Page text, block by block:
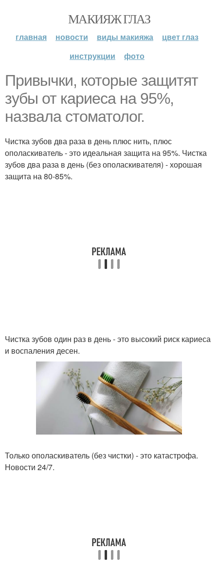
МАКИЯЖ ГЛАЗ
главная новости виды макияжа
цвет глаз
инструкции
фото
Привычки, которые защитят
зубы от кариеса на 95%,
назвала стоматолог.
Чистка зубов два раза в день плюс нить, плюс
ополаскиватель - это идеальная защита на 95%. Чистка
зубов два раза в день (без ополаскивателя) - хорошая
защита на 80-85%.
Чистка зубов один раз в день - это высокий риск кариеса
и воспаления десен.
Только ополаскиватель (без чистки) - это катастрофа.
Новости 24/7.